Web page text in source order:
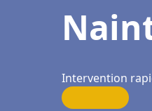
Intervention